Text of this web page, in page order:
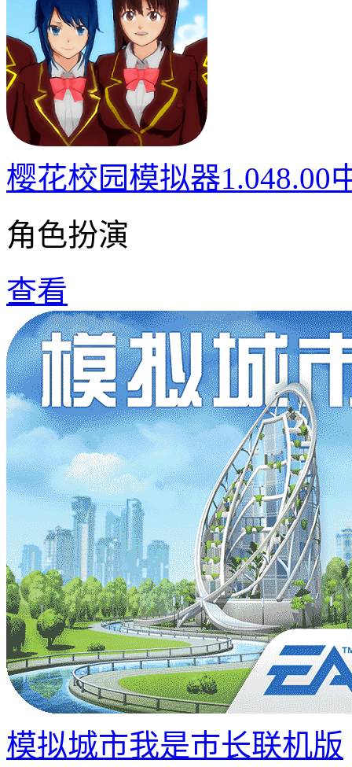
樱花校园模拟器1.048.00
角色扮演
查看
模拟城市我是巿长联机版